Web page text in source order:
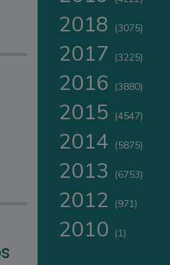
2018 (3075)
2017 (3225)
2016 (3880)
2015 (4547)
2014 (5875)
2013 (6753)
2012 (971)
2010 (1)